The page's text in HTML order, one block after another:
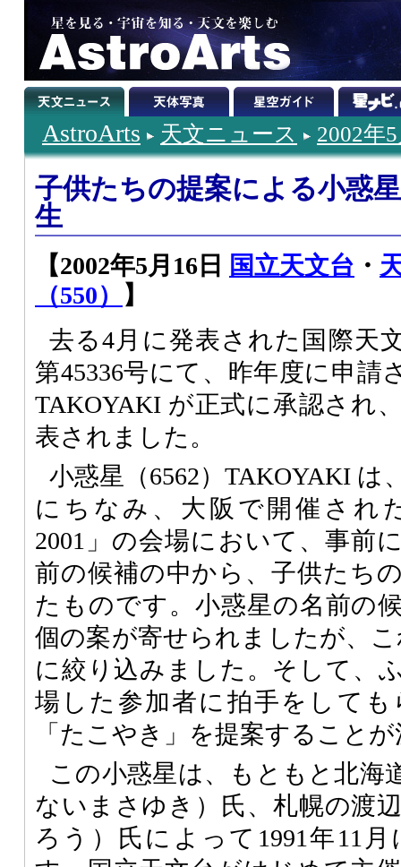
AstroArts 天文ニュース 2002年
子供たちの提案による小惑
生
【2002年5月16日 国立天文台 ・
（550）
】
去る4月に発表された国際天
第45336号にて、昨年度に申請
TAKOYAKI が正式に承認され
表されました。
小惑星（6562）TAKOYAKI は
にちなみ、大阪で開催され
2001」の会場において、事前
前の候補の中から、子供たち
たものです。小惑星の名前の
個の案が寄せられましたが、
に絞り込みました。そして、
場した参加者に拍手をして
「たこやき」を提案すること
この小惑星は、もともと北海
ないまさゆき）氏、札幌の渡
ろう）氏によって1991年11